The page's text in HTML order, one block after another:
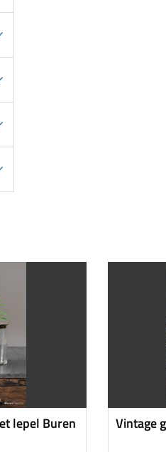
lepel Buren
Vintage